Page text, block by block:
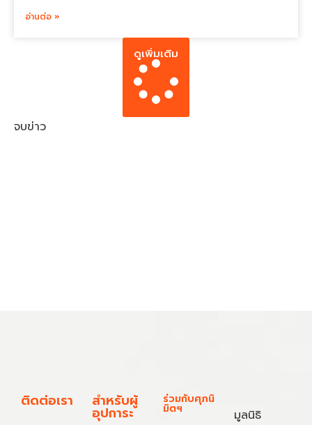
อ่านต่อ »
ดูเพิ่มเติม
จบข่าว
ติดต่อเรา สำหรับผู้
อุปการะ
ร่วมกับศุภนิ
มิตฯ
มูลนิธิ